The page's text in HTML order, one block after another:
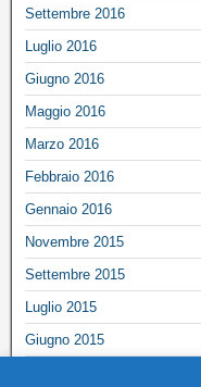
Settembre 2016
Luglio 2016
Giugno 2016
Maggio 2016
Marzo 2016
Febbraio 2016
Gennaio 2016
Novembre 2015
Settembre 2015
Luglio 2015
Giugno 2015